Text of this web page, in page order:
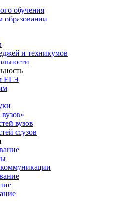
обучения
образовании
и техникумов
ЕГЭ
вузов
ссузов